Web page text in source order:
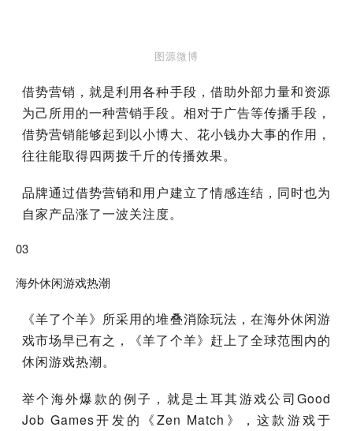
图源微博
借势营销，就是利用各种手段，借助外部力量和资源
为己所用的一种营销手段。相对于广告等传播手段，
借势营销能够起到以小博大、花小钱办大事的作用，
往往能取得四两拨千斤的传播效果。
品牌通过借势营销和用户建立了情感连结，同时也为
自家产品涨了一波关注度。
03
海外休闲游戏热潮
《羊了个羊》所采用的堆叠消除玩法，在海外休闲游
戏市场早已有之，《羊了个羊》赶上了全球范围内的
休闲游戏热潮。
举个海外爆款的例子，就是土耳其游戏公司Good
Job Games开发的《Zen Match》，这款游戏于